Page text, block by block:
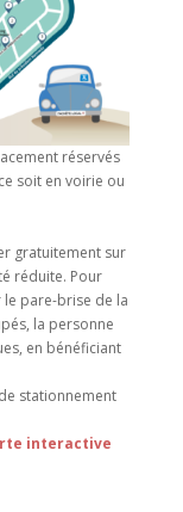
réservés
soit en voirie ou
gratuitement sur
réduite. Pour
le pare-brise de la
la personne
en bénéficiant
stationnement
interactive